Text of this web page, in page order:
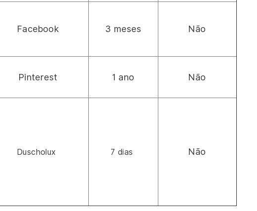
Facebook 3 meses Não
Pinterest 1 ano Não
Duscholux 7 dias Não